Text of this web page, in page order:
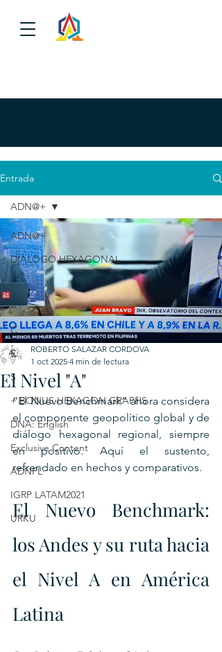
Entrada
ADN@+
DIALOGO HEXAGONAL
P
A
C
E
S
+ BONUS HEXAGON GRAPHS
DNA: English
Exclusive Content
ADNPL
IGRP LATAM2021
URKU
ADN@+
El Nivel "A"
ROBERTO SALAZAR CORDOVA
1 oct 2025 4 min de lectura
“El Nuevo Benchmark” ahora considera
el componente geopolítico global y de
diálogo hexagonal regional, siempre
en positivo. Aquí el sustento,
refrendado en hechos y comparativos.
El Nuevo Benchmark:
los Andes y su ruta hacia
el Nivel A en América
Latina